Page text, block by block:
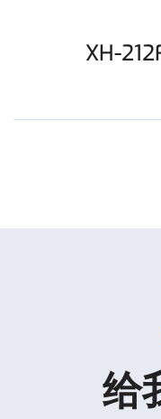
XH-
给